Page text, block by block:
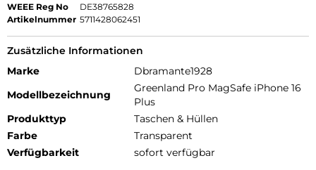
WEEE Reg No
DE38765828
Artikelnummer 5711428062451
Zusätzliche Informationen
Marke
Dbramante1928
Modellbezeichnung
Greenland Pro MagSafe iPhone 16
Plus
Produkttyp
Taschen & Hüllen
Farbe
Transparent
Verfügbarkeit
sofort verfügbar